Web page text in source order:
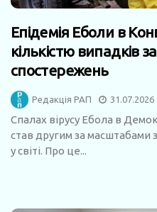
Епідемія Еболи в
кількістю випадків
спостережень
Редакція РАП 31.07.2026
Спалах вірусу Ебола в
став другим за масштабами
у світі. Про це...